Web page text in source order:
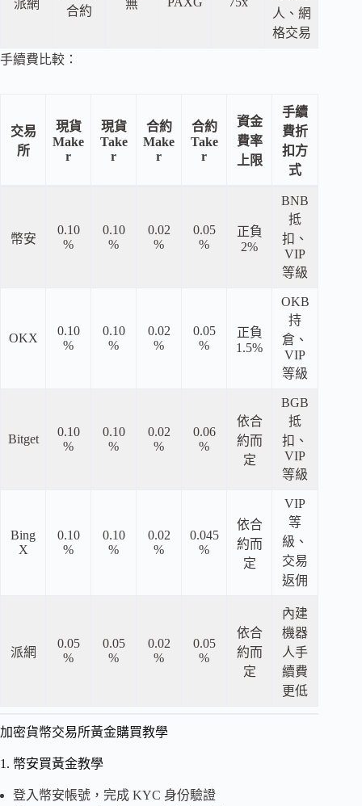
派網
合約
無
人、網
格交易
手續費比較：
交易
所
現貨
Make
r
現貨
Take
r
合約
Make
r
合約
Take
r
資金
費率
上限
手續
費折
扣方
式
幣安
0.10
%
0.10
%
0.02
%
0.05
%
正負
2%
BNB
抵
扣、
VIP
等級
OKX
0.10
%
0.10
%
0.02
%
0.05
%
正負
1.5%
OKB
持
倉、
VIP
等級
Bitget
0.10
%
0.10
%
0.02
%
0.06
%
依合
約而
定
BGB
抵
扣、
VIP
等級
Bing
X
0.10
%
0.10
%
0.02
%
0.045
%
依合
約而
定
VIP
等
級、
交易
返佣
派網
0.05
%
0.05
%
0.02
%
0.05
%
依合
約而
定
內建
機器
人手
續費
更低
加密貨幣交易所黃金購買教學
1. 幣安買黃金教學
登入幣安帳號，完成 KYC 身份驗證